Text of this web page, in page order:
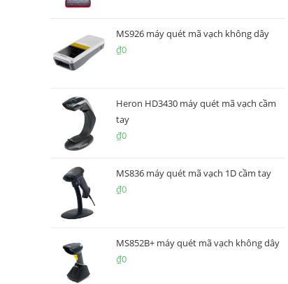
MS926 máy quét mã vạch không dây
₫0
Heron HD3430 máy quét mã vạch cầm
tay
₫0
MS836 máy quét mã vạch 1D cầm tay
₫0
MS852B+ máy quét mã vạch không dây
₫0